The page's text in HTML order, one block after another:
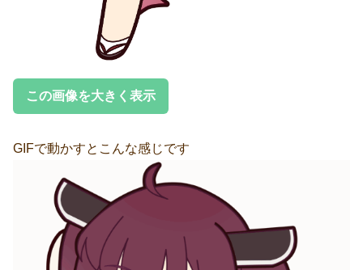
この画像を大きく表示
GIFで動かすとこんな感じです